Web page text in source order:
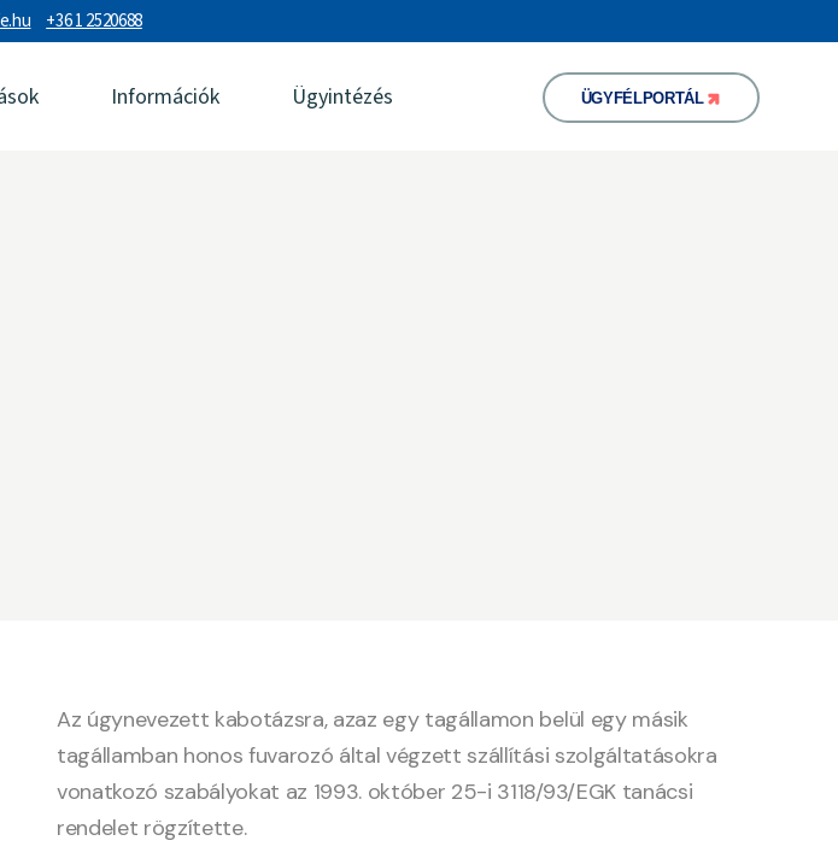
+36 1 2520688
Információk Ügyintézés ÜGYFÉLPORTÁL
Az úgynevezett kabotázsra, azaz egy tagállamon belül egy másik
tagállamban honos fuvarozó által végzett szállítási szolgáltatásokra
vonatkozó szabályokat az 1993. október 25-i 3118/93/EGK tanácsi
rendelet rögzítette.